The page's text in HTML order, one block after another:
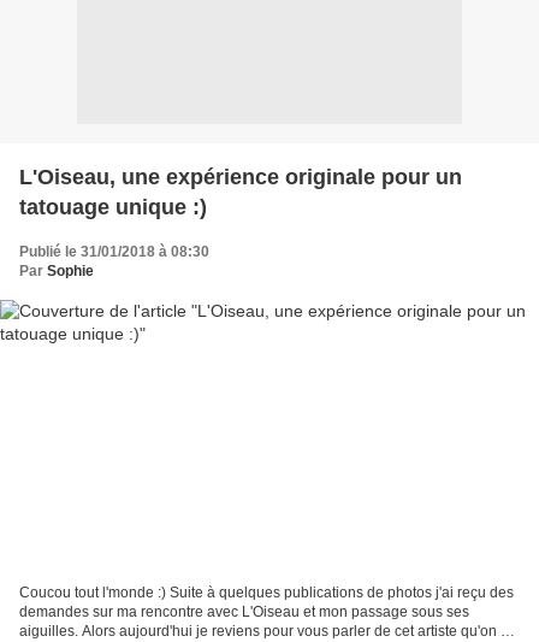
L'Oiseau, une expérience originale pour un
tatouage unique :)
Publié le 31/01/2018 à 08:30
Par Sophie
Coucou tout l'monde :) Suite à quelques publications de photos j'ai reçu des
demandes sur ma rencontre avec L'Oiseau et mon passage sous ses
aiguilles. Alors aujourd'hui je reviens pour vous parler de cet artiste qu'on ne